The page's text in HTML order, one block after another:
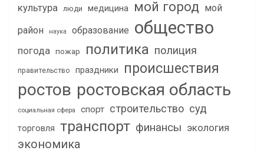
культура люди медицина мой город мой
район
наука образование общество
погода пожар политика полиция
правительство праздники происшествия
ростов ростовская область
социальная сфера спорт строительство суд
торговля транспорт финансы экология
экономика